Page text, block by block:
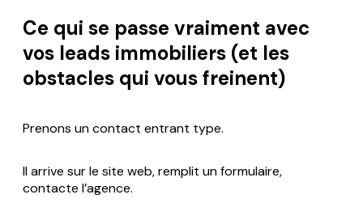
Ce qui se passe vraiment avec
vos leads immobiliers (et les
obstacles qui vous freinent)
Prenons un contact entrant type.
Il arrive sur le site web, remplit un formulaire,
contacte l’agence.